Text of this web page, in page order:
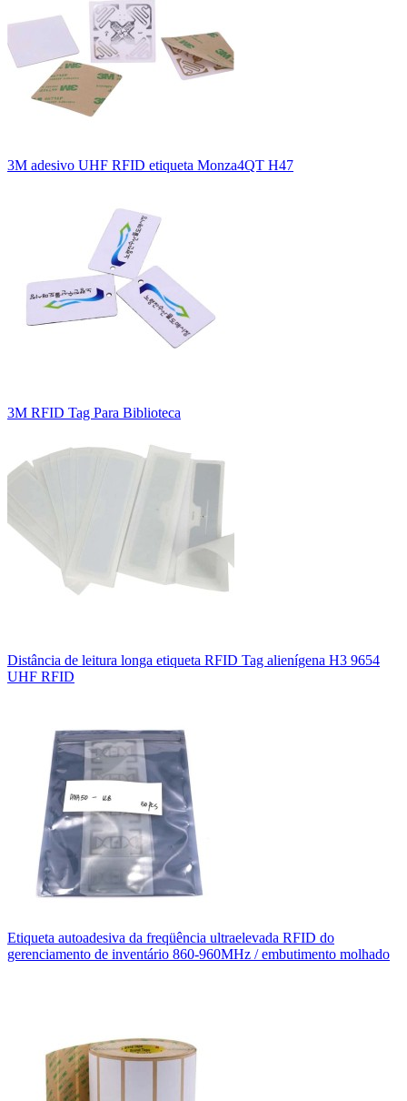
3M adesivo UHF RFID etiqueta Monza4QT H47
3M RFID Tag Para Biblioteca
Distância de leitura longa etiqueta RFID Tag alienígena H3 9654
UHF RFID
Etiqueta autoadesiva da freqüência ultraelevada RFID do
gerenciamento de inventário 860-960MHz / embutimento molhado